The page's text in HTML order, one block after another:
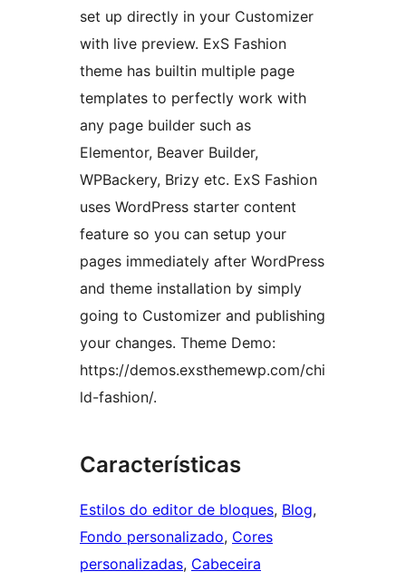
set up directly in your Customizer
with live preview. ExS Fashion
theme has builtin multiple page
templates to perfectly work with
any page builder such as
Elementor, Beaver Builder,
WPBackery, Brizy etc. ExS Fashion
uses WordPress starter content
feature so you can setup your
pages immediately after WordPress
and theme installation by simply
going to Customizer and publishing
your changes. Theme Demo:
https://demos.exsthemewp.com/chi
ld-fashion/.
Características
Estilos do editor de bloques, Blog
Fondo personalizado, Cores
personalizadas, Cabeceira